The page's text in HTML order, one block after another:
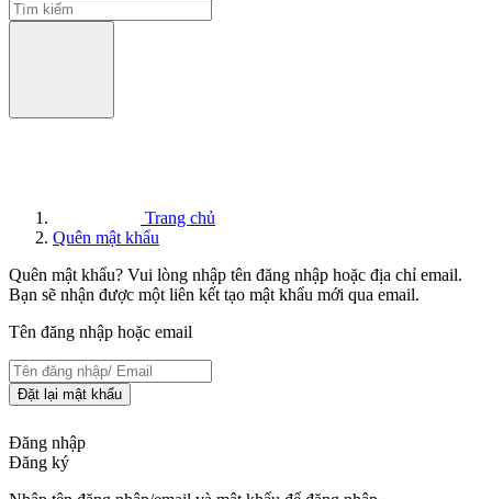
Trang chủ
Quên mật khẩu
Quên mật khẩu? Vui lòng nhập tên đăng nhập hoặc địa chỉ email.
Bạn sẽ nhận được một liên kết tạo mật khẩu mới qua email.
Tên đăng nhập hoặc email
Đặt lại mật khẩu
Đăng nhập
Đăng ký